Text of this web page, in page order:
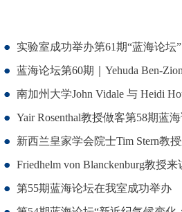
实验室成功举办第61期“蓝海论坛”
第55期蓝海论坛在我室成功举办